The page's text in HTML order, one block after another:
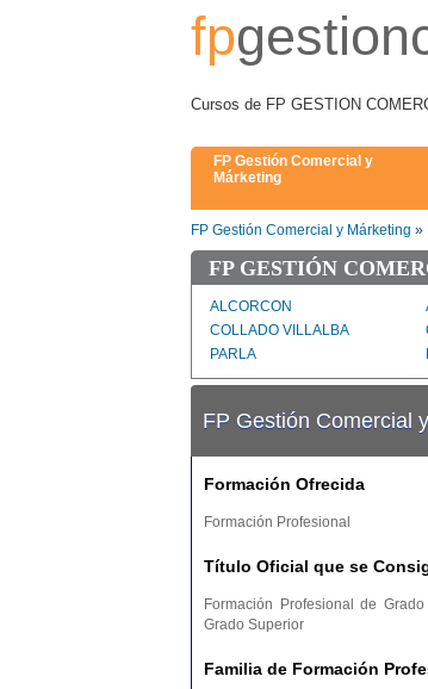
fp
Cursos de FP GESTION
FP Gestión Comercial y
Márketing
FP Gestión Comercial y Márketing »
FP GESTIÓN
ALCORCON
COLLADO VILLALBA
PARLA
FP Gestión Comercial
Formación Ofrecida
Formación Profesional
Título Oficial que se
Formación Profesional de
Grado Superior
Familia de Formación